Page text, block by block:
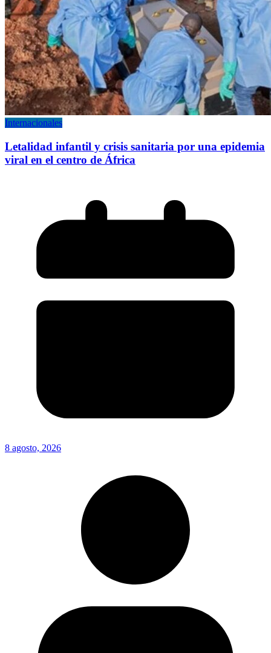
Internacionales
Letalidad infantil y crisis sanitaria por una epidemia
viral en el centro de África
8 agosto, 2026